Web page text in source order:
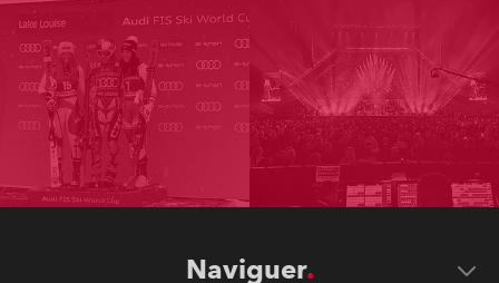
Naviguer